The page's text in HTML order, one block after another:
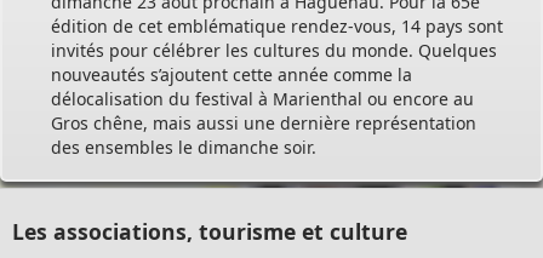
édition de cet emblématique rendez-vous, 14 pays sont
invités pour célébrer les cultures du monde. Quelques
nouveautés s’ajoutent cette année comme la
délocalisation du festival à Marienthal ou encore au
Gros chêne, mais aussi une dernière représentation
des ensembles le dimanche soir.
Les associations, tourisme et culture